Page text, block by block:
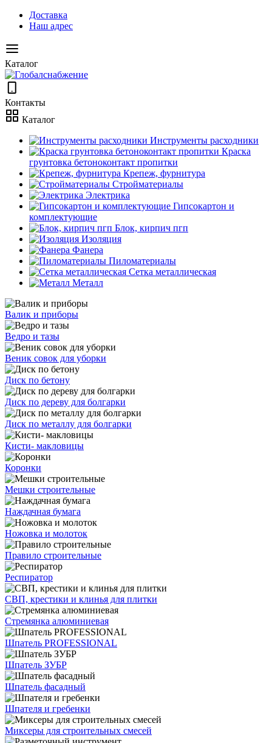
Доставка
Наш адрес
Каталог
Контакты
Каталог
Инструменты расходники
Краска
грунтовка бетоноконтакт пропитки
Крепеж, фурнитура
Стройматериалы
Электрика
Гипсокартон и
комплектующие
Блок, кирпич пгп
Изоляция
Фанера
Пиломатериалы
Сетка металлическая
Металл
Валик и приборы
Ведро и тазы
Веник совок для уборки
Диск по бетону
Диск по дереву для болгарки
Диск по металлу для болгарки
Кисти- макловицы
Коронки
Мешки строительные
Наждачная бумага
Ножовка и молоток
Правило строительные
Респиратор
СВП, крестики и клинья для плитки
Стремянка алюминиевая
Шпатель PROFESSIONAL
Шпатель ЗУБР
Шпатель фасадный
Шпателя и гребенки
Миксеры для строительных смесей